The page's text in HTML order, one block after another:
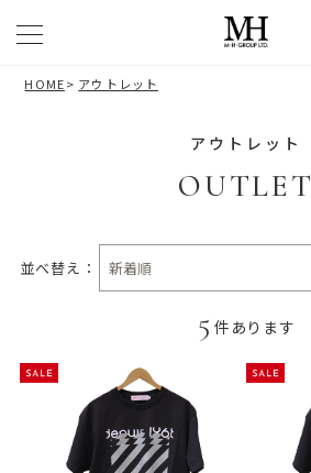
HOME> アウトレット
アウトレット
OUTLET
並べ替え：
5 件あります